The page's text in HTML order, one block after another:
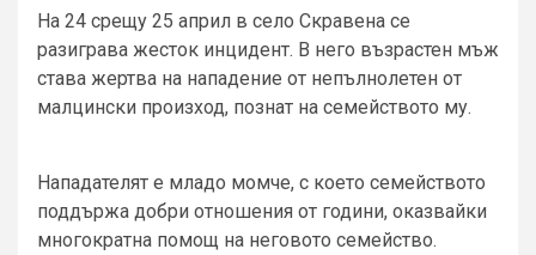
На 24 срещу 25 април в село Скравена се
разиграва жесток инцидент. В него възрастен мъж
става жертва на нападение от непълнолетен от
малцински произход, познат на семейството му.
Нападателят е младо момче, с което семейството
поддържа добри отношения от години, оказвайки
многократна помощ на неговото семейство.